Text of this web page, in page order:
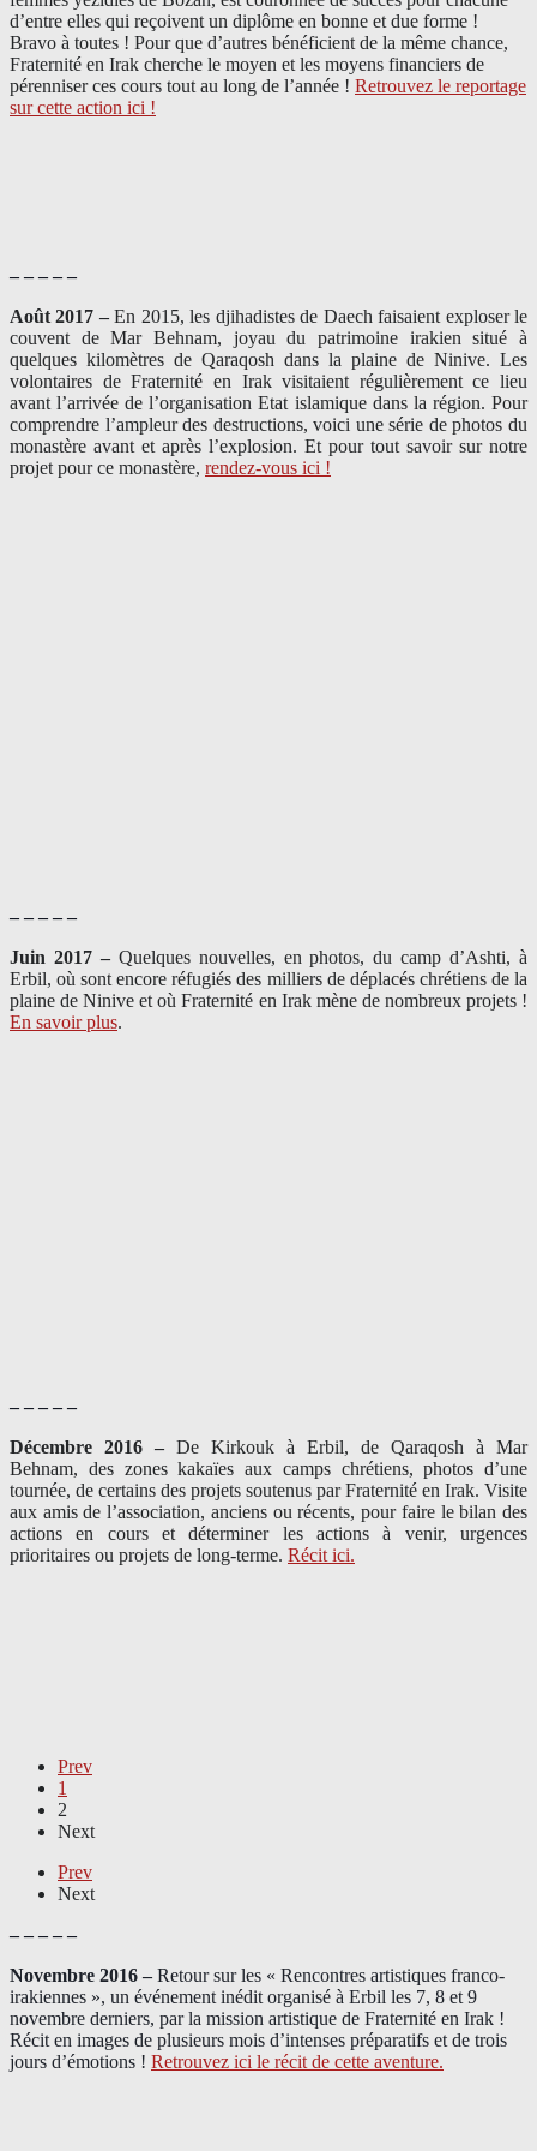
d’entre elles qui reçoivent un diplôme en bonne et due forme !
Bravo à toutes ! Pour que d’autres bénéficient de la même chance,
Fraternité en Irak cherche le moyen et les moyens financiers de
pérenniser ces cours tout au long de l’année ! Retrouvez le reportage
sur cette action ici !
– – – – –
Août 2017 –En 2015, les djihadistes de Daech faisaient exploser le
couvent de Mar Behnam, joyau du patrimoine irakien situé à
quelques kilomètres de Qaraqosh dans la plaine de Ninive. Les
volontaires de Fraternité en Irak visitaient régulièrement ce lieu
avant l’arrivée de l’organisation Etat islamique dans la région. Pour
comprendre l’ampleur des destructions, voici une série de photos du
monastère avant et après l’explosion. Et pour tout savoir sur notre
projet pour ce monastère, rendez-vous ici !
– – – – –
Juin 2017 – Quelques nouvelles, en photos, du camp d’Ashti, à
Erbil, où sont encore réfugiés des milliers de déplacés chrétiens de la
plaine de Ninive et où Fraternité en Irak mène de nombreux projets !
En savoir plus.
– – – – –
Décembre 2016 – De Kirkouk à Erbil, de Qaraqosh à Mar
Behnam, des zones kakaïes aux camps chrétiens, photos d’une
tournée, de certains des projets soutenus par Fraternité en Irak. Visite
aux amis de l’association, anciens ou récents, pour faire le bilan des
actions en cours et déterminer les actions à venir, urgences
prioritaires ou projets de long-terme. Récit ici.
Prev
1
2
Next
Prev
Next
– – – – –
Novembre 2016 – Retour sur les « Rencontres artistiques franco-
irakiennes », un événement inédit organisé à Erbil les 7, 8 et 9
novembre derniers, par la mission artistique de Fraternité en Irak !
Récit en images de plusieurs mois d’intenses préparatifs et de trois
jours d’émotions ! Retrouvez ici le récit de cette aventure.